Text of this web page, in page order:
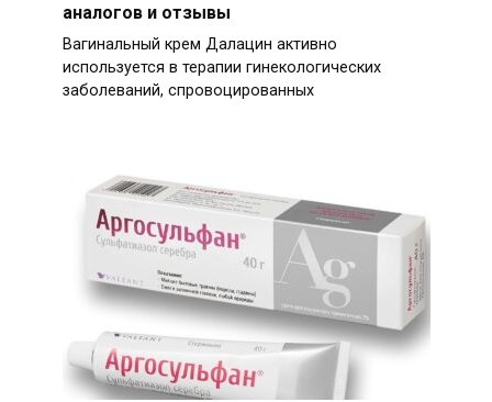
аналогов и отзывы
Вагинальный крем Далацин активно
используется в терапии гинекологических
заболеваний, спровоцированных